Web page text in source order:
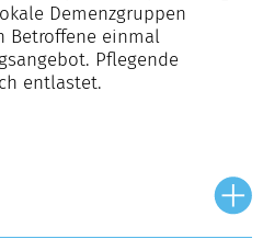
Demenzgruppen
Betroffene einmal
Pflegende
entlastet.